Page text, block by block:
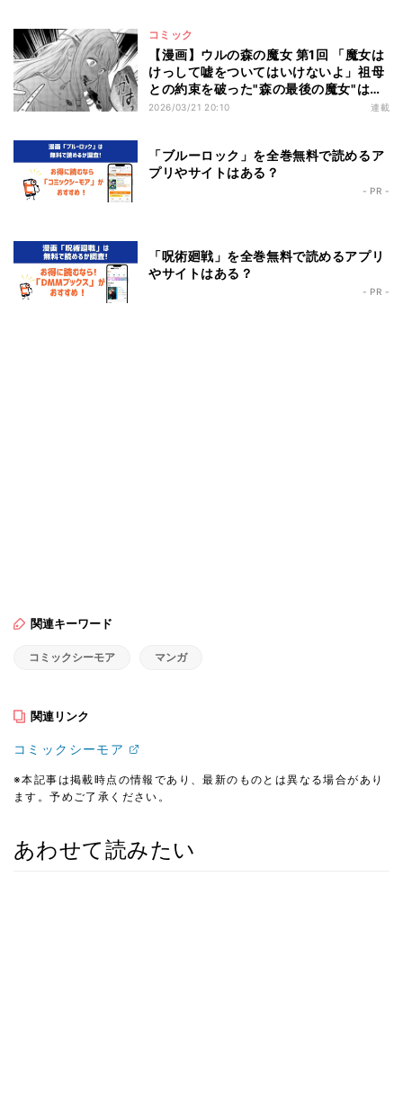
コミック
【漫画】ウルの森の魔女 第1回 「魔女は
けっして嘘をついてはいけないよ」祖母
との約束を破った"森の最後の魔女"は…
2026/03/21 20:10 連載
「ブルーロック」を全巻無料で読めるア
プリやサイトはある？
- PR -
「呪術廻戦」を全巻無料で読めるアプリ
やサイトはある？
- PR -
関連キーワード
コミックシーモア マンガ
関連リンク
コミックシーモア
※本記事は掲載時点の情報であり、最新のものとは異なる場合があり
ます。予めご了承ください。
あわせて読みたい